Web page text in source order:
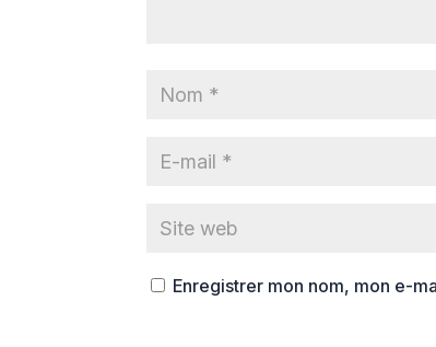
Enregistrer mon nom, mon e-